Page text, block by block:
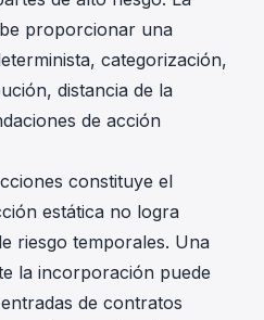
proporcionar una
categorización,
distancia de la
de acción
constituye el
estática no logra
riesgo temporales. Una
la incorporación puede
de contratos